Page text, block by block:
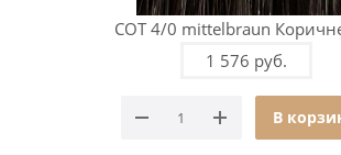
COT 4/0 mittelbraun
1 576 руб.
В